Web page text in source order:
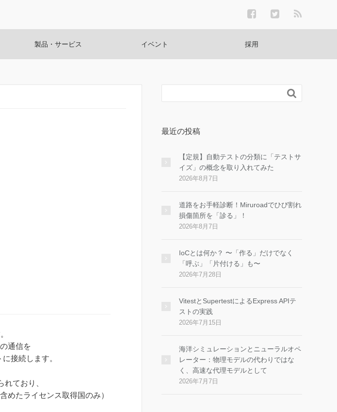
製品・サービス イベント 採用
通信を
接続します。
ており、
めたライセンス取得国のみ）

最近の投稿
【定規】自動テストの分類に「テストサ
イズ」の概念を取り入れてみた
2026年8月7日
道路をお手軽診断！Miruroadでひび割れ
損傷箇所を「診る」！
2026年8月7日
IoCとは何か？ 〜「作る」だけでなく
「呼ぶ」「片付ける」も〜
2026年7月28日
VitestとSupertestによるExpress APIテ
ストの実践
2026年7月15日
海洋シミュレーションとニューラルオペ
レーター：物理モデルの代わりではな
く、高速な代理モデルとして
2026年7月7日